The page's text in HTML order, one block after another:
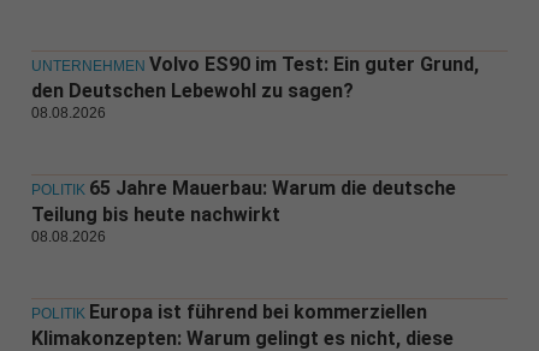
UNTERNEHMEN Volvo ES90 im Test: Ein guter Grund,
den Deutschen Lebewohl zu sagen?
08.08.2026
POLITIK 65 Jahre Mauerbau: Warum die deutsche
Teilung bis heute nachwirkt
08.08.2026
POLITIK Europa ist führend bei kommerziellen
Klimakonzepten: Warum gelingt es nicht, diese